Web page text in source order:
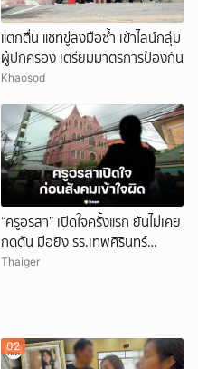
แตกตื่น แชทขู่ลงมือซ้ำ เข้าไลน์กลุ่ม
ผู้ปกครอง เตรียมมาตรการป้องกัน
Khaosod
“ครูอรสา” เปิดใจครั้งแรก ยันไม่เคย
กดดัน มือยิง รร.เทพศิรินทร์
นนทบุรี
Thaiger
02